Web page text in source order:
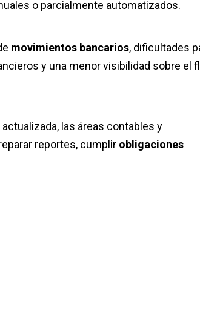
o parcialmente automatizados.
movimientos bancarios, dificultades
y una menor visibilidad sobre el
las áreas contables y
reportes, cumplir obligaciones